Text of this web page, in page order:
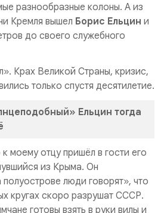
разнообразные колоны. А из
Кремля вышел Борис Ельцин и
до своего служебного
Крах Великой Страны, кризис,
только спустя десятилетие.
Ельцин тогда
моему отцу пришёл в гости его
из Крыма. Он
люди говорят», что
кругах скоро разрушат СССР.
готовы взять в руки вилы и